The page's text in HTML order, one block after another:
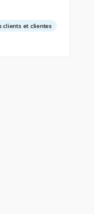
clients et clientes